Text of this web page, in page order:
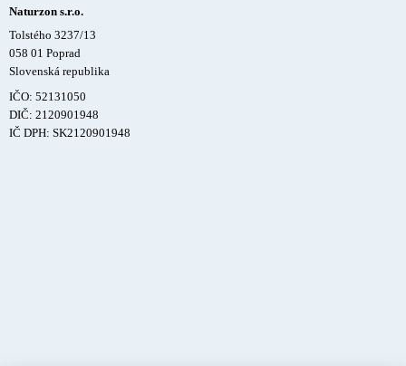
Naturzon s.r.o.
Tolstého 3237/13
058 01 Poprad
Slovenská republika
IČO: 52131050
DIČ: 2120901948
IČ DPH: SK2120901948